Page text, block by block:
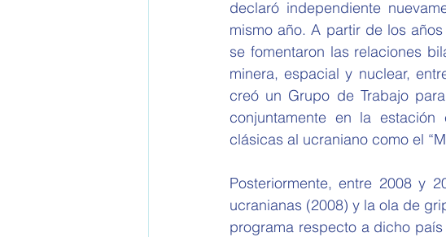
declaró independiente
mismo año. A partir de los
se fomentaron las relaciones
minera, espacial y nuclear,
creó un Grupo de Trabajo
conjuntamente en la
clásicas al ucraniano como el
Posteriormente, entre 2008 y
ucranianas (2008) y la ola de
programa respecto a dicho